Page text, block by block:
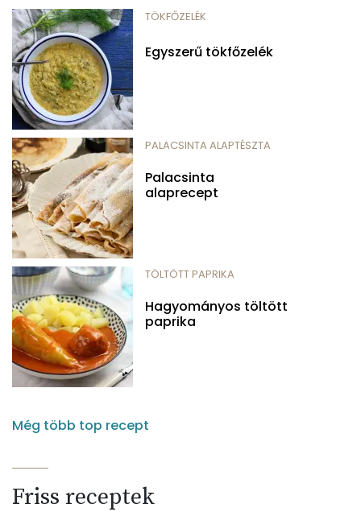
TÖKFŐZELÉK
Egyszerű tökfőzelék
PALACSINTA ALAPTÉSZTA
Palacsinta
alaprecept
TÖLTÖTT PAPRIKA
Hagyományos töltött
paprika
Még több top recept
Friss receptek